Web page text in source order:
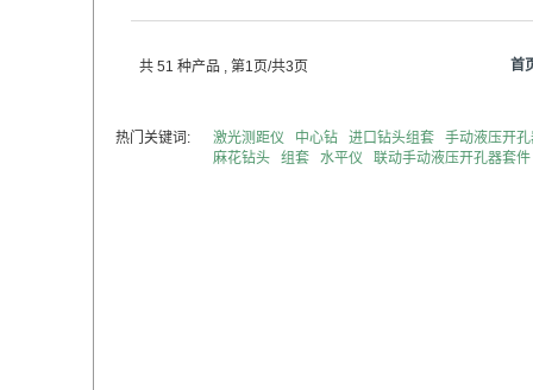
共 51 种产品 , 第1页/共3页 首
热门关键词: 激光测距仪 中心钻 进口钻头组套
手动液压开
麻花钻头
组套 水平仪 联动手动液压开孔器套件